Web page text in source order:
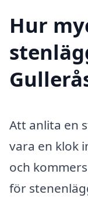
Hur
Att anlita en
vara en klok
och
för